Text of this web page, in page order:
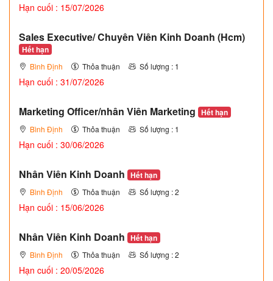
Hạn cuối : 15/07/2026
Sales Executive/ Chuyên Viên Kinh Doanh (Hcm)
Hết hạn
Bình Định Thỏa thuận Số lượng : 1
Hạn cuối : 31/07/2026
Marketing Officer/nhân Viên Marketing Hết hạn
Bình Định Thỏa thuận Số lượng : 1
Hạn cuối : 30/06/2026
Nhân Viên Kinh Doanh Hết hạn
Bình Định Thỏa thuận Số lượng : 2
Hạn cuối : 15/06/2026
Nhân Viên Kinh Doanh Hết hạn
Bình Định Thỏa thuận Số lượng : 2
Hạn cuối : 20/05/2026